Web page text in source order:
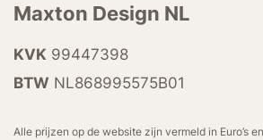
Maxton Design NL
KVK 99447398
BTW NL868995575B01
Alle prijzen op de website zijn vermeld in Euro’s